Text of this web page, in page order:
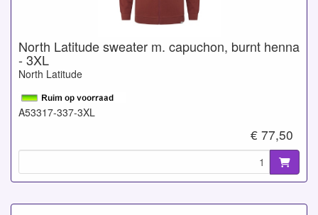
North Latitude sweater m. capuchon, burnt henna
- 3XL
North Latitude
A53317-337-3XL
€ 77,50